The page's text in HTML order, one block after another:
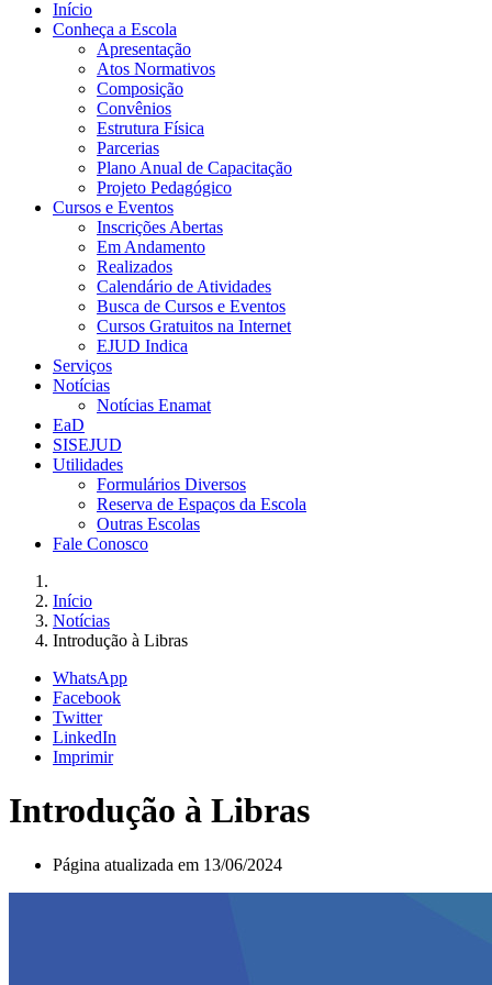
Início
Conheça a Escola
Apresentação
Atos Normativos
Composição
Convênios
Estrutura Física
Parcerias
Plano Anual de Capacitação
Projeto Pedagógico
Cursos e Eventos
Inscrições Abertas
Em Andamento
Realizados
Calendário de Atividades
Busca de Cursos e Eventos
Cursos Gratuitos na Internet
EJUD Indica
Serviços
Notícias
Notícias Enamat
EaD
SISEJUD
Utilidades
Formulários Diversos
Reserva de Espaços da Escola
Outras Escolas
Fale Conosco
Início
Notícias
Introdução à Libras
WhatsApp
Facebook
Twitter
LinkedIn
Imprimir
Introdução à Libras
Página atualizada em 13/06/2024